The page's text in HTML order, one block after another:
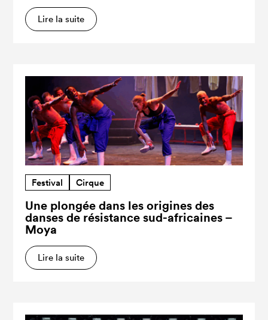
Lire la suite
Festival Cirque
Une plongée dans les origines des
danses de résistance sud-africaines –
Moya
Lire la suite